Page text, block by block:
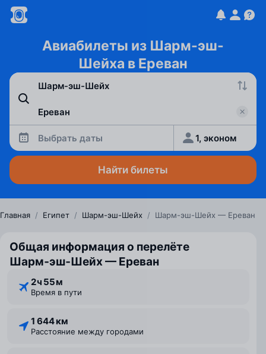
Авиабилеты из Шарм-эш-
Шейха в Ереван
Выбрать даты 1, эконом
Найти билеты
Главная / Египет / Шарм-эш-Шейх / Шарм-эш-Шейх — Ереван
Общая информация о перелёте
Шарм‑эш‑Шейх — Ереван
2 ⁠ч 55 ⁠м
Время в пути
1 644 км
Расстояние между городами